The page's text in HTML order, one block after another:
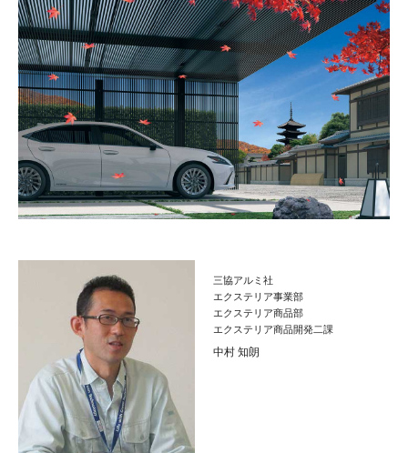
三協アルミ社
エクステリア事業部
エクステリア商品部
エクステリア商品開発二課
中村 知朗